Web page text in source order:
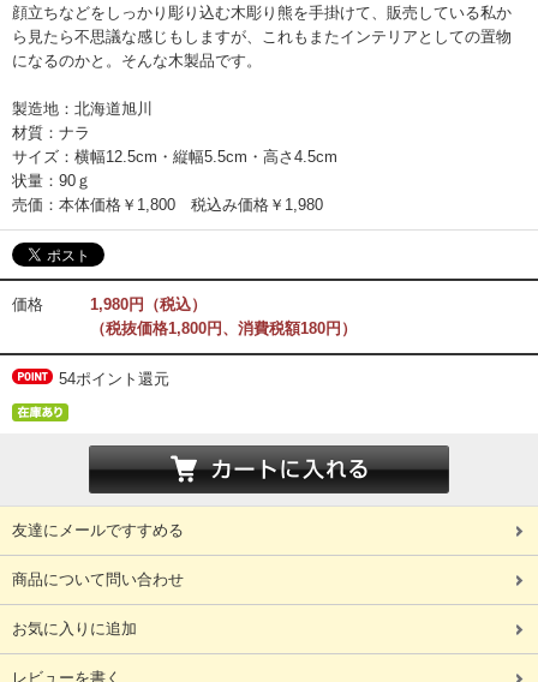
顔立ちなどをしっかり彫り込む木彫り熊を手掛けて、販売している私か
ら見たら不思議な感じもしますが、これもまたインテリアとしての置物
になるのかと。そんな木製品です。
製造地：北海道旭川
材質：ナラ
サイズ：横幅12.5cm・縦幅5.5cm・高さ4.5cm
状量：90ｇ
売価：本体価格￥1,800 税込み価格￥1,980
価格
1,980円（税込）
（税抜価格1,800円、消費税額180円）
54ポイント還元
友達にメールですすめる
商品について問い合わせ
お気に入りに追加
レビューを書く